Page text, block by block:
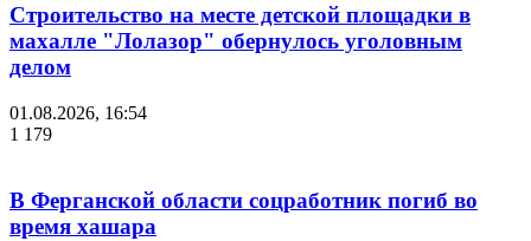
Строительство на месте детской площадки в
махалле "Лолазор" обернулось уголовным
делом
01.08.2026, 16:54
1 179
В Ферганской области соцработник погиб во
время хашара